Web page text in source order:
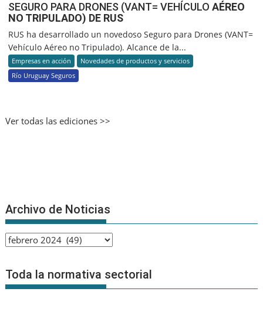
SEGURO PARA DRONES (VANT= VEHÍCULOAÉREO
NO TRIPULADO) DE RUS
RUS ha desarrollado un novedoso Seguro para Drones (VANT=
Vehículo Aéreo no Tripulado). Alcance de la...
Empresas en acción
Novedades de productos y servicios
Río Uruguay Seguros
Ver todas las ediciones >>
Archivo de Noticias
Archivo
Noticias
Toda la normativa sectorial